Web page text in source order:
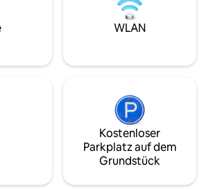
abgeschiedene
günstig inmitten
und
WLAN
Kostenloser
Parkplatz auf dem
Grundstück